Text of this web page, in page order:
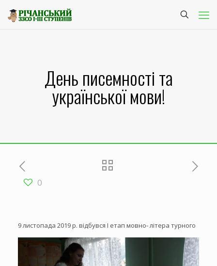
День писемності та
української мови!
0
9 листопада 2019 р. відбувся І етап мовно- літера турного